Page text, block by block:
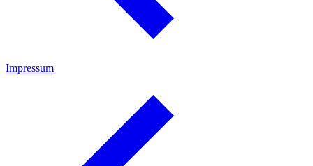
Impressum